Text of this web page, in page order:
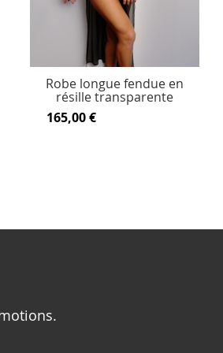
Robe longue fendue en
résille transparente
165,00 €